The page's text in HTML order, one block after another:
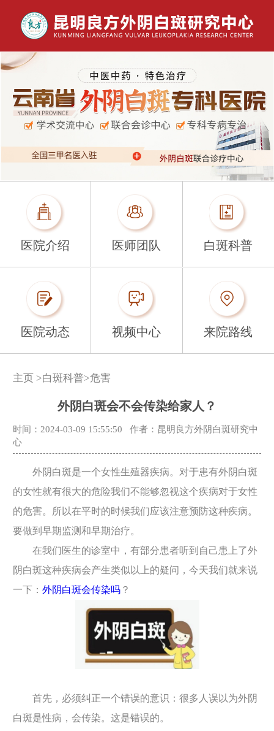
医院介绍 医师团队 白斑科普
医院动态 视频中心 来院路线
主页 >白斑科普>危害
外阴白斑会不会传染给家人？
时间：2024-03-09 15:55:50
作者：昆明良方外阴白斑研究中
心
外阴白斑是一个女性生殖器疾病。对于患有外阴白斑
的女性就有很大的危险我们不能够忽视这个疾病对于女性
的危害。所以在平时的时候我们应该注意预防这种疾病。
要做到早期监测和早期治疗。
在我们医生的诊室中，有部分患者听到自己患上了外
阴白斑这种疾病会产生类似以上的疑问，今天我们就来说
一下： 外阴白斑会传染吗 ？
首先，必须纠正一个错误的意识：很多人误以为外阴
白斑是性病，会传染。这是错误的。